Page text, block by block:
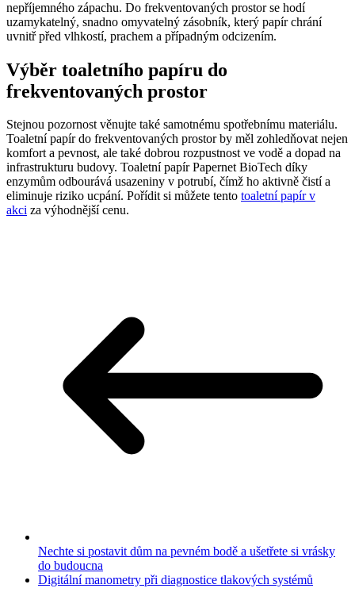
nepříjemného zápachu. Do frekventovaných prostor se hodí
uzamykatelný, snadno omyvatelný zásobník, který papír chrání
uvnitř před vlhkostí, prachem a případným odcizením.
Výběr toaletního papíru do
frekventovaných prostor
Stejnou pozornost věnujte také samotnému spotřebnímu materiálu.
Toaletní papír do frekventovaných prostor by měl zohledňovat nejen
komfort a pevnost, ale také dobrou rozpustnost ve vodě a dopad na
infrastrukturu budovy. Toaletní papír Papernet BioTech díky
enzymům odbourává usazeniny v potrubí, čímž ho aktivně čistí a
eliminuje riziko ucpání. Pořídit si můžete tento toaletní papír v
akci za výhodnější cenu.
Nechte si postavit dům na pevném bodě a ušetřete si vrásky
do budoucna
Digitální manometry při diagnostice tlakových systémů